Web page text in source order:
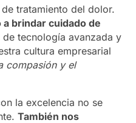
tratamiento del dolor.
brindar cuidado de
de tecnología avanzada y
cultura empresarial
compasión y el
la excelencia no se
También nos